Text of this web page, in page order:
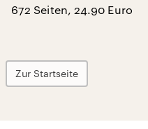
672 Seiten, 24.90 Euro
Zur Startseite